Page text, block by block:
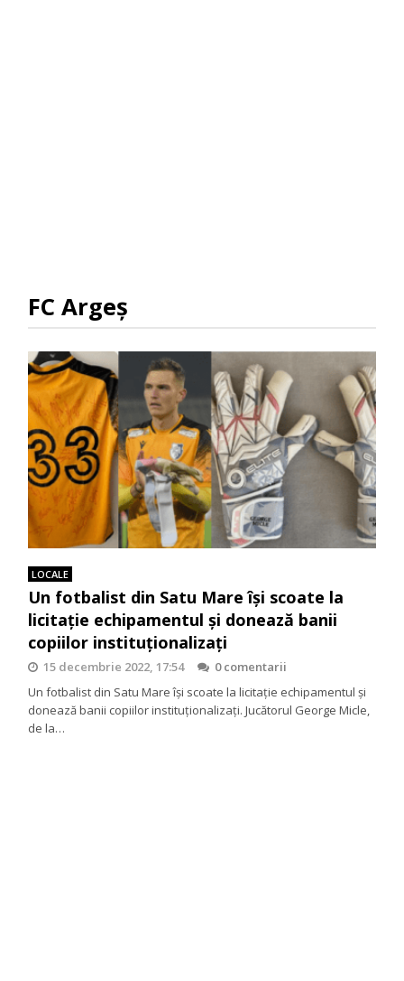
FC Argeș
LOCALE
Un fotbalist din Satu Mare își scoate la
licitație echipamentul şi donează banii
copiilor instituţionalizaţi
15 decembrie 2022, 17:54
0 comentarii
Un fotbalist din Satu Mare își scoate la licitație echipamentul şi
donează banii copiilor instituţionalizaţi. Jucătorul George Micle,
de la…